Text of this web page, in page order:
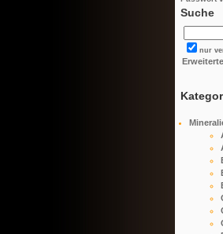
Suche
nur